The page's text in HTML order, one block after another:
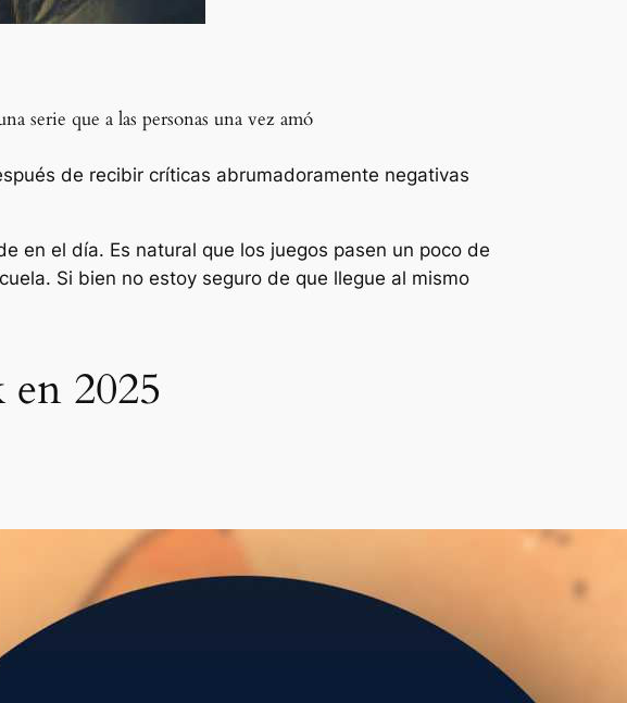
serie que a las personas una vez amó
de recibir críticas abrumadoramente negativas
en el día. Es natural que los juegos pasen un poco de
Si bien no estoy seguro de que llegue al mismo
2025